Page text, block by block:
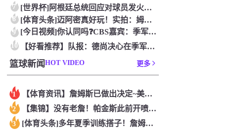
7 [世界杯]阿根廷总统回应对球员发火传言：我疯了才怪球员？全是
8 [体育头条]迈阿密真好玩！实拍：姆巴佩和女友被路人拍到在夜店
9 [今日视频]你认同吗❓️CBS嘉宾：季军赛的数据不应算进去，
10 【好看推荐】队报：德尚决心在季军赛体面告别，不希望以两连败收
篮球新闻 HOT VIDEO 更多
1 【体育资讯】詹姆斯已做出决定~美记：NBA预计会如期公布新赛
2 【集锦】没有老詹！帕金斯此前开喷：湖人靠东契奇和里夫斯没人会
3 [体育头条]多年夏季训练搭子！詹姆斯此前已经和马克西一同训练